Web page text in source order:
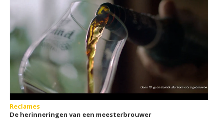
Reclames
De herinneringen van een meesterbrouwer